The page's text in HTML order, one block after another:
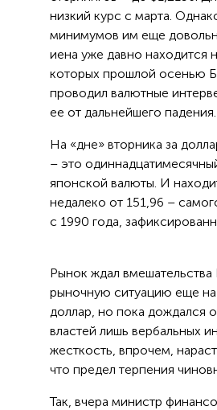
низкий курс с марта.
минимумов им еще
иена уже давно находится
которых прошлой осенью
проводил валютные
ее от дальнейшего падения.
На «дне» вторника за
– это
японской валюты. И
недалеко от 151,96 –
с 1990 года,
Рынок ждал вмешательства
рыночную ситуацию еще на
доллар, но пока дождался
властей лишь вербальных
жесткость, впрочем,
что предел терпения
Так, вчера министр